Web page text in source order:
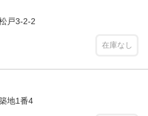
戸3-2-2
在庫なし
地1番4